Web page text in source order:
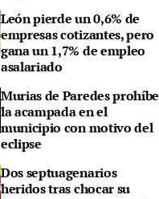
León pierde un 0,6% de
empresas cotizantes, pero
gana un 1,7% de empleo
asalariado
Murias de Paredes prohíbe
la acampada en el
municipio con motivo del
eclipse
Dos septuagenarios
heridos tras chocar su